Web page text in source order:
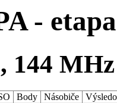
-
144 MHz
Body Násobiče